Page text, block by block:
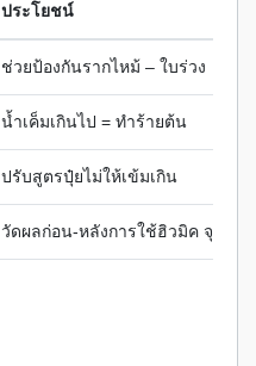
ประโยชน์
ช่วยป้องกันรากไหม้ – ใบร่วง
น้ำเค็มเกินไป = ทำร้ายต้น
ปรับสูตรปุ๋ยไม่ให้เข้มเกิน
วัดผลก่อน-หลังการใช้ฮิวมิค จุลินท